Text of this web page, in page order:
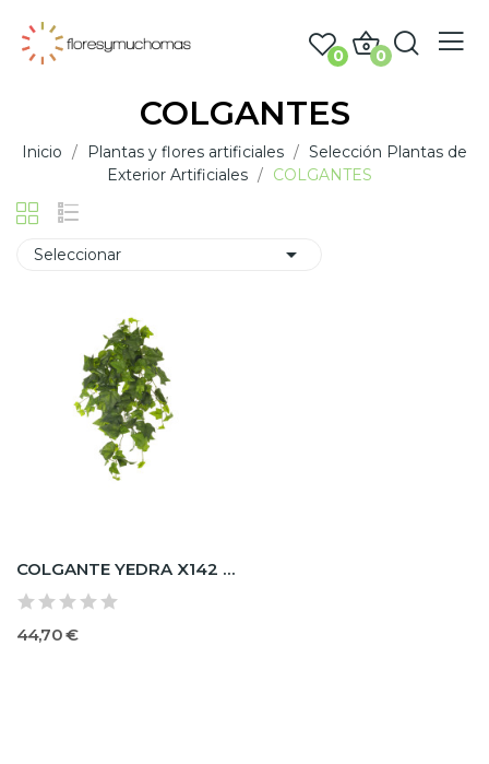
0 0
COLGANTES
Inicio Plantas y flores artificiales
Selección Plantas de
Exterior Artificiales
COLGANTES
Seleccionar 
COLGANTE YEDRA X142 UV2 OUTDOOR
44,70 €